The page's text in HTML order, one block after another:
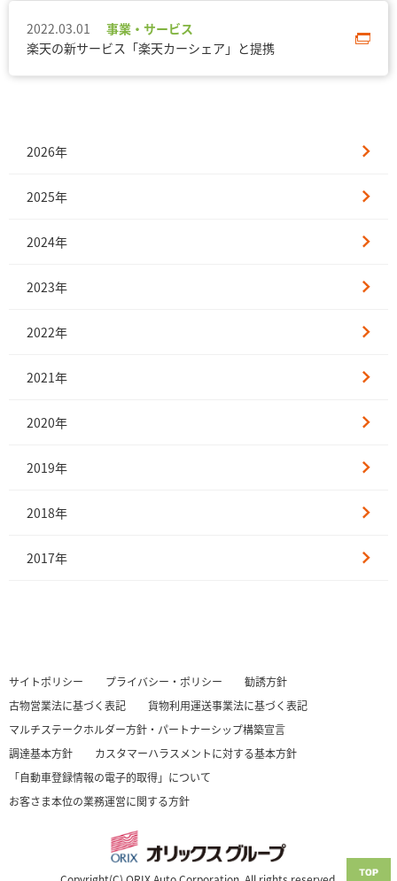
2022.03.01
事業・サービス
楽天の新サービス「楽天カーシェア」と提携
2026年
2025年
2024年
2023年
2022年
2021年
2020年
2019年
2018年
2017年
サイトポリシー プライバシー・ポリシー
勧誘方針
古物営業法に基づく表記
貨物利用運送事業法に基づく表記
マルチステークホルダー方針・パートナーシップ構築宣言
調達基本方針
カスタマーハラスメントに対する基本方針
「自動車登録情報の電子的取得」について
お客さま本位の業務運営に関する方針